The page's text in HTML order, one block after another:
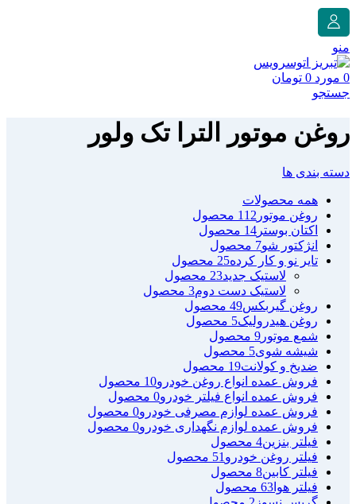
منو
0 مورد 0 تومان
جستجو
روغن موتور الترا تک ولور
دسته بندی ها
همه محصولات
روغن موتور 112 محصول
اکتان بوستر 14 محصول
انژکتور شو7 محصول
تایر نو و کار کرده25 محصول
لاستیک جدید23 محصول
لاستیک دست دوم3 محصول
روغن گیربکس49 محصول
روغن هیدرولیک5 محصول
شمع موتور 9 محصول
شیشه شوی5 محصول
ضدیخ و کولانت19 محصول
فروش عمده انواع روغن خودرو10 محصول
فروش عمده انواع فیلتر خودرو0 محصول
فروش عمده لوازم مصرفی خودرو0 محصول
فروش عمده لوازم نگهداری خودرو0 محصول
فیلتر بنزین4 محصول
فیلتر روغن خودرو 51 محصول
فیلتر کابین8 محصول
فیلتر هوا 63 محصول